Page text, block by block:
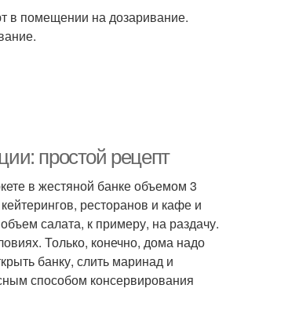
в помещении на дозаривание.
простой рецепт
в жестяной банке объемом 3
ресторанов и кафе и
салата, к примеру, на раздачу.
Только, конечно, дома надо
банку, слить маринад и
способом консервирования